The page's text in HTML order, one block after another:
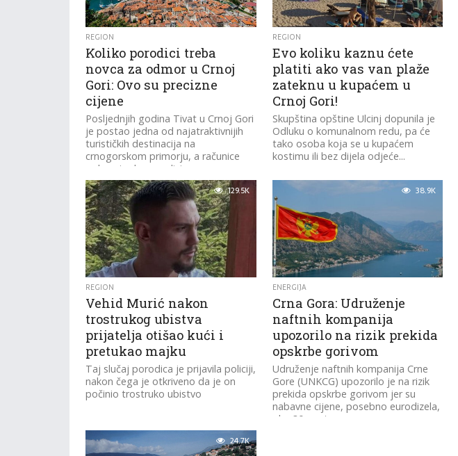
REGION
Koliko porodici treba
novca za odmor u Crnoj
Gori: Ovo su precizne
cijene
Posljednjih godina Tivat u Crnoj Gori
je postao jedna od najatraktivnijih
turističkih destinacija na
crnogorskom primorju, a računice
pokazuju da porodici za...
REGION
Evo koliku kaznu ćete
platiti ako vas van plaže
zateknu u kupaćem u
Crnoj Gori!
Skupština opštine Ulcinj dopunila je
Odluku o komunalnom redu, pa će
tako osoba koja se u kupaćem
kostimu ili bez dijela odjeće...
129.5K
REGION
Vehid Murić nakon
trostrukog ubistva
prijatelja otišao kući i
pretukao majku
Taj slučaj porodica je prijavila policiji,
nakon čega je otkriveno da je on
počinio trostruko ubistvo
38.9K
ENERGIJA
Crna Gora: Udruženje
naftnih kompanija
upozorilo na rizik prekida
opskrbe gorivom
Udruženje naftnih kompanija Crne
Gore (UNKCG) upozorilo je na rizik
prekida opskrbe gorivom jer su
nabavne cijene, posebno eurodizela,
oko 30 posto...
24.7K